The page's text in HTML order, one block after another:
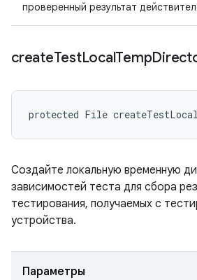
проверенный результат
createTestLocalTemp
protected File
Создайте локальную временную
зависимостей теста для сбора
тестирования, получаемых с
устройства.
Параметры